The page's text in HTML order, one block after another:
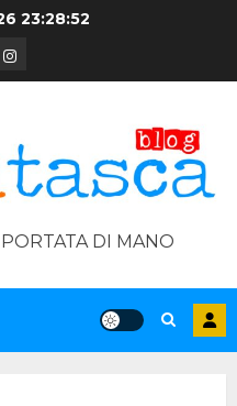
23:28:53
Instagram
DI MANO